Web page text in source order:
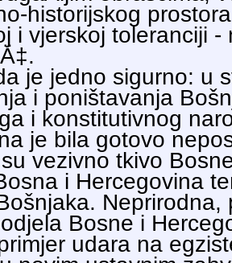
historijskog
i vjerskoj toleranciji -
je jedno sigurno: u
i poništavanja
i konstitutivnog
je bila gotovo
vezivno tkivo
i Hercegovina
Neprirodna,
Bosne i
udara na